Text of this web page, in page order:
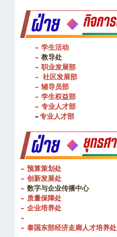
- 学生活动
- 教导处
- 职业发展部
-社区发展部
- 辅导员部
- 学生权益部
- 专业人才部
-专业人才部
- 预算策划处
- 创新发展处
- 数字与企业传播中心
- 质量保障处
- 企业培养处
-